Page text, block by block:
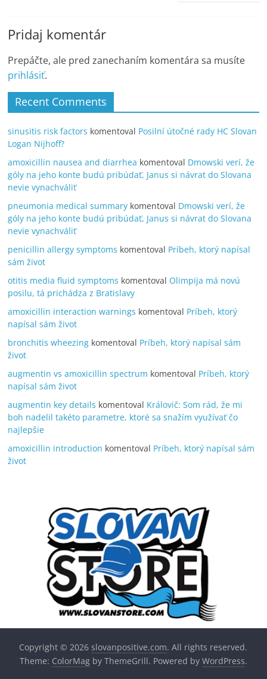
Pridaj komentár
Prepáčte, ale pred zanechaním komentára sa musíte
prihlásiť.
Recent Comments
sinusitis risk factors komentoval Posilní útočné rady HC Slovan
Logan Nijhoff?
amoxicillin nausea and diarrhea komentoval Dmowski verí, že
góly na jeho konte budú pribúdať, Janus si návrat do Slovana
nevie vynachváliť
pneumonia medical summary komentoval Dmowski verí, že
góly na jeho konte budú pribúdať, Janus si návrat do Slovana
nevie vynachváliť
penicillin allergy symptoms komentoval Príbeh, ktorý napísal
sám život
otitis media fluid symptoms komentoval Olimpija má novú
posilu, tá prichádza z Bratislavy
amoxicillin interaction warnings komentoval Príbeh, ktorý
napísal sám život
bronchitis wheezing komentoval Príbeh, ktorý napísal sám
život
augmentin vs amoxicillin spectrum komentoval Príbeh, ktorý
napísal sám život
augmentin key details komentoval Královič: Som rád, že mi
boh nadelil takéto parametre, ktoré sa snažím využívať čo
najlepšie
amoxicillin introduction komentoval Príbeh, ktorý napísal sám
život
Copyright © 2026slovanpositive.com. All rights reserved.
Theme: ColorMagby ThemeGrill. Powered by WordPress.